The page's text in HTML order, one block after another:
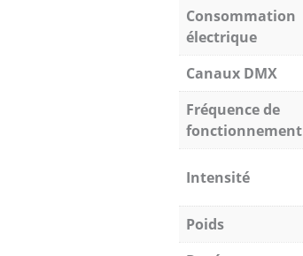
Consommation
électrique
Canaux DMX
Fréquence de
fonctionnement
Intensité
Poids